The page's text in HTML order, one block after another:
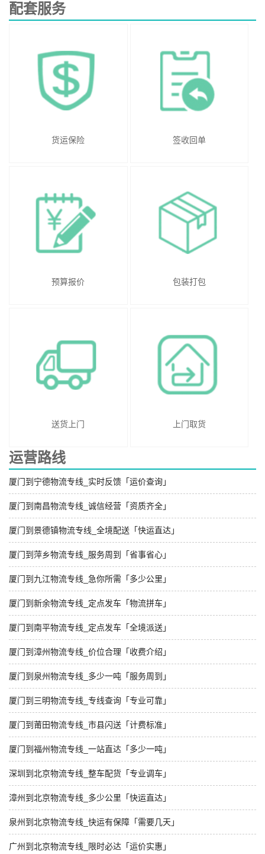
配套服务
货运保险 签收回单
预算报价 包装打包
送货上门 上门取货
运营路线
厦门到宁德物流专线_实时反馈「运价查询」
厦门到南昌物流专线_诚信经营「资质齐全」
厦门到景德镇物流专线_全境配送「快运直达」
厦门到萍乡物流专线_服务周到「省事省心」
厦门到九江物流专线_急你所需「多少公里」
厦门到新余物流专线_定点发车「物流拼车」
厦门到南平物流专线_定点发车「全境派送」
厦门到漳州物流专线_价位合理「收费介绍」
厦门到泉州物流专线_多少一吨「服务周到」
厦门到三明物流专线_专线查询「专业可靠」
厦门到莆田物流专线_市县闪送「计费标准」
厦门到福州物流专线_一站直达「多少一吨」
深圳到北京物流专线_整车配货「专业调车」
漳州到北京物流专线_多少公里「快运直达」
泉州到北京物流专线_快运有保障「需要几天」
广州到北京物流专线_限时必达「运价实惠」